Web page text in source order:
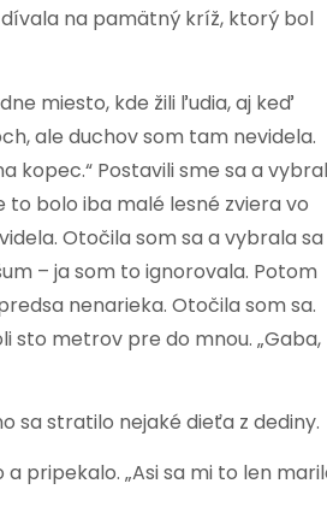
na pamätný kríž, ktorý bol
miesto, kde žili ľudia, aj keď
ale duchov som tam nevidela.
kopec.“ Postavili sme sa a
to bolo iba malé lesné zviera vo
Otočila som sa a vybrala sa
– ja som to ignorovala. Potom
nenarieka. Otočila som sa.
sto metrov pre do mnou. „Gaba,
sa stratilo nejaké dieťa z dediny.
pripekalo. „Asi sa mi to len